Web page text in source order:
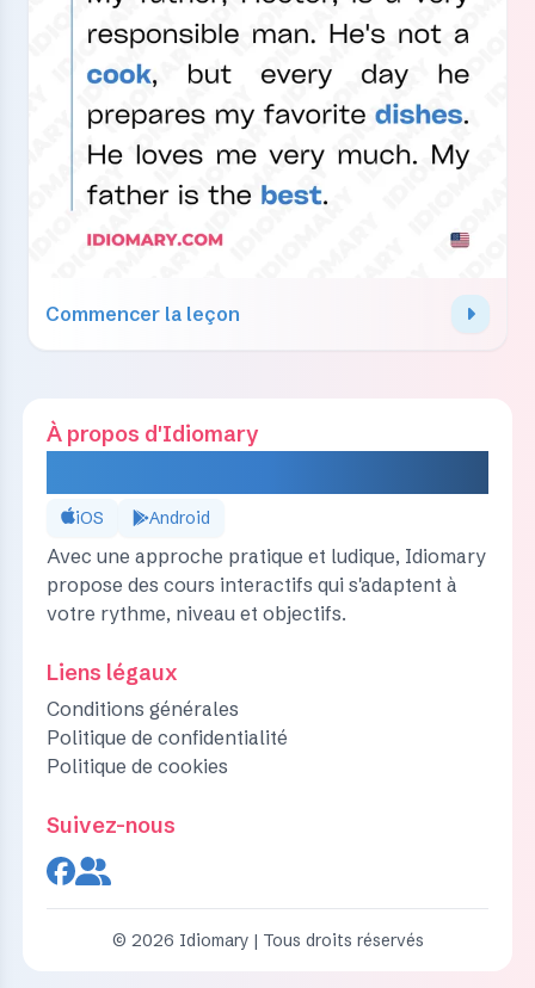
Commencer la leçon
À propos d'Idiomary
iOS Android
Avec une approche pratique et ludique, Idiomary
propose des cours interactifs qui s'adaptent à
votre rythme, niveau et objectifs.
Liens légaux
Conditions générales
Politique de confidentialité
Politique de cookies
Suivez-nous
© 2026 Idiomary | Tous droits réservés